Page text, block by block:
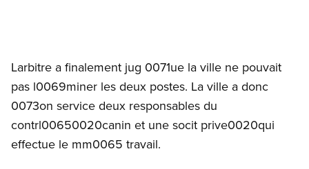
Larbitre a finalement jug 0071ue la ville ne pouvait
pas l0069miner les deux postes. La ville a donc
0073on service deux responsables du
contrl00650020canin et une socit prive0020qui
effectue le mm0065 travail.